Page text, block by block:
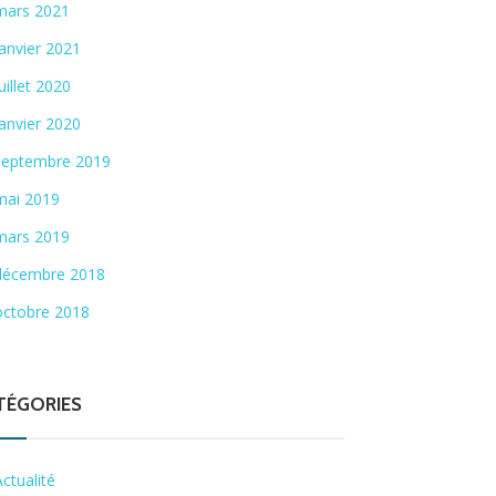
2021
2021
2020
2020
2019
2019
2019
2018
2018